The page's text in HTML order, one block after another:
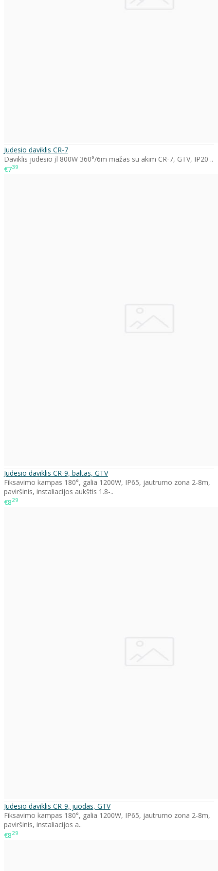
Judesio daviklis CR-7
Daviklis judesio įl 800W 360°/6m mažas su akim CR-7, GTV, IP20 ..
€739
Judesio daviklis CR-9, baltas, GTV
Fiksavimo kampas 180°, galia 1200W, IP65, jautrumo zona 2-8m,
paviršinis, instaliacijos aukštis 1.8-..
€829
Judesio daviklis CR-9, juodas, GTV
Fiksavimo kampas 180°, galia 1200W, IP65, jautrumo zona 2-8m,
paviršinis, instaliacijos a..
€829